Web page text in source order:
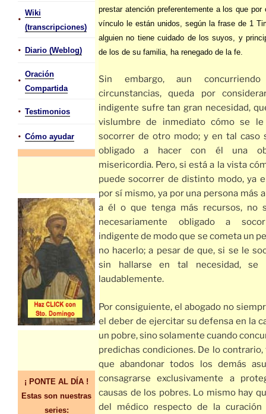
•
Wiki
(transcripciones)
• Diario (Weblog)
•
Oración
Compartida
• Testimonios
• Cómo ayudar
¡ PONTE AL DÍA !
Estas son nuestras
series:
prestar atención preferentemente a los que por
vínculo le están unidos, según la frase de 1
alguien no tiene cuidado de los suyos, y
de los de su familia, ha renegado de la fe.
Sin embargo, aun
circunstancias, queda por
indigente sufre tan gran necesidad,
vislumbre de inmediato cómo se le
socorrer de otro modo; y en tal caso
obligado a hacer con él una
misericordia. Pero, si está a la vista
puede socorrer de distinto modo, ya
por sí mismo, ya por una persona más
a él o que tenga más recursos, no
necesariamente obligado a
indigente de modo que se cometa un
no hacerlo; a pesar de que, si se le
sin hallarse en tal necesidad, se
laudablemente.
Por consiguiente, el abogado no
el deber de ejercitar su defensa en la
un pobre, sino solamente cuando
predichas condiciones. De lo
que abandonar todos los demás
consagrarse exclusivamente a
causas de los pobres. Lo mismo hay
del médico respecto de la